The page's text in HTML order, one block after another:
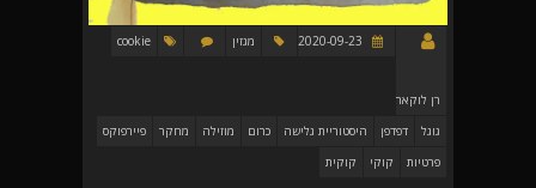
רן לוקאר
מגזין cookie
גוגל דפדפן היסטוריית גלישה כרום מוזילה מחקר
פיירפוקס
פרטיות
קוקי קוקית